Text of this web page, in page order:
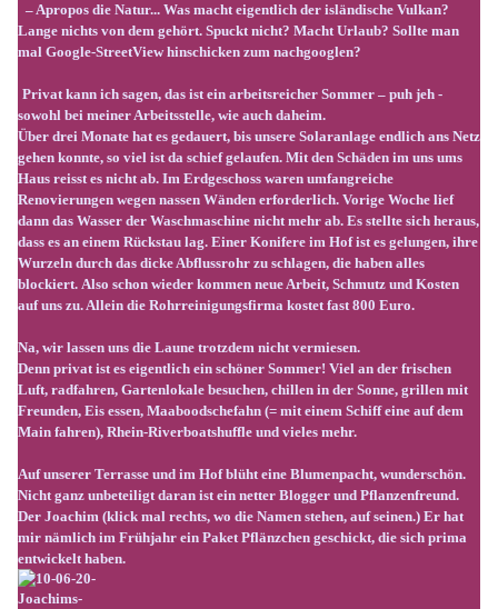
– Apropos die Natur... Was macht eigentlich der isländische Vulkan?
Lange nichts von dem gehört. Spuckt nicht? Macht Urlaub? Sollte man
mal Google-StreetView hinschicken zum nachgooglen?
Privat kann ich sagen, das ist ein arbeitsreicher Sommer – puh jeh -
sowohl bei meiner Arbeitsstelle, wie auch daheim.
Über drei Monate hat es gedauert, bis unsere Solaranlage endlich ans Netz
gehen konnte, so viel ist da schief gelaufen. Mit den Schäden im uns ums
Haus reisst es nicht ab. Im Erdgeschoss waren umfangreiche
Renovierungen wegen nassen Wänden erforderlich. Vorige Woche lief
dann das Wasser der Waschmaschine nicht mehr ab. Es stellte sich heraus,
dass es an einem Rückstau lag. Einer Konifere im Hof ist es gelungen, ihre
Wurzeln durch das dicke Abflussrohr zu schlagen, die haben alles
blockiert. Also schon wieder kommen neue Arbeit, Schmutz und Kosten
auf uns zu. Allein die Rohrreinigungsfirma kostet fast 800 Euro.
Na, wir lassen uns die Laune trotzdem nicht vermiesen.
Denn privat ist es eigentlich ein schöner Sommer! Viel an der frischen
Luft, radfahren, Gartenlokale besuchen, chillen in der Sonne, grillen mit
Freunden, Eis essen, Maaboodschefahn (= mit einem Schiff eine auf dem
Main fahren), Rhein-Riverboatshuffle und vieles mehr.
Auf unserer Terrasse und im Hof blüht eine Blumenpacht, wunderschön.
Nicht ganz unbeteiligt daran ist ein netter Blogger und Pflanzenfreund.
Der Joachim (klick mal rechts, wo die Namen stehen, auf seinen.) Er hat
mir nämlich im Frühjahr ein Paket Pflänzchen geschickt, die sich prima
entwickelt haben.